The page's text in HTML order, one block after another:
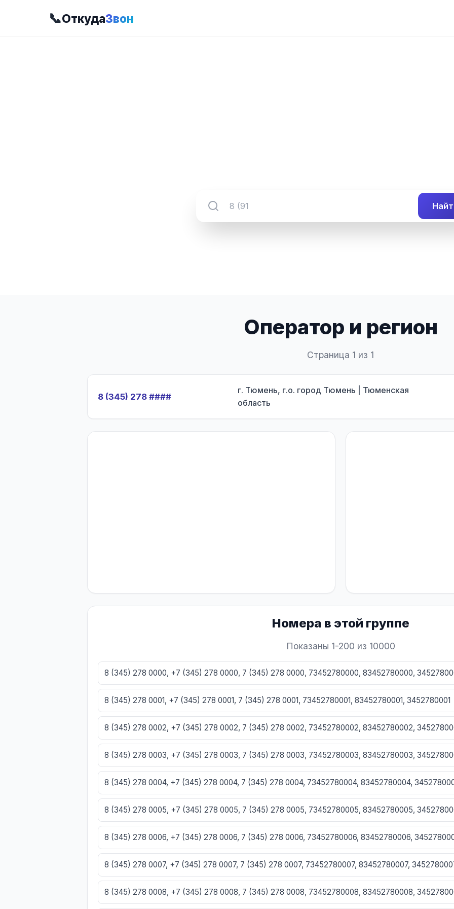
📞ОткудаЗвон
Оператор и регион
Страница 1 из 1
8 (345) 278 ####
г. Тюмень, г.о. город Тюмень | Тюменская
область
Номера в этой группе
Показаны 1-200 из 10000
8 (345) 278 0000, +7 (345) 278 0000, 7 (345) 278 0000, 73452780000, 83452780000,
8 (345) 278 0001, +7 (345) 278 0001, 7 (345) 278 0001, 73452780001, 83452780001, 3452780001
8 (345) 278 0002, +7 (345) 278 0002, 7 (345) 278 0002, 73452780002, 83452780002,
8 (345) 278 0003, +7 (345) 278 0003, 7 (345) 278 0003, 73452780003, 83452780003,
8 (345) 278 0004, +7 (345) 278 0004, 7 (345) 278 0004, 73452780004, 83452780004,
8 (345) 278 0005, +7 (345) 278 0005, 7 (345) 278 0005, 73452780005, 83452780005,
8 (345) 278 0006, +7 (345) 278 0006, 7 (345) 278 0006, 73452780006, 83452780006,
8 (345) 278 0007, +7 (345) 278 0007, 7 (345) 278 0007, 73452780007, 83452780007,
8 (345) 278 0008, +7 (345) 278 0008, 7 (345) 278 0008, 73452780008, 83452780008,